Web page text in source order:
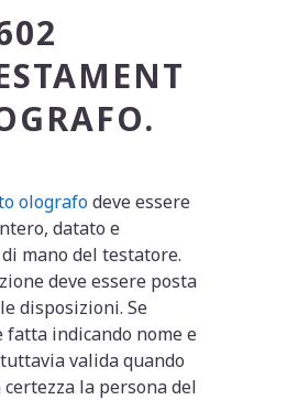
olografodeve essere
datato e
mano del testatore.
deve essere posta
disposizioni. Se
fatta indicando nome e
valida quando
certezza la persona del